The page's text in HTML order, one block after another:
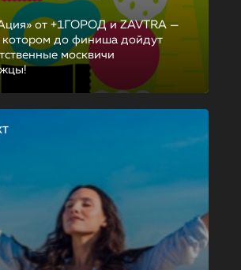
от +1ГОРОД и ZAVTRA —
котором до финиша дойдут
москвичи